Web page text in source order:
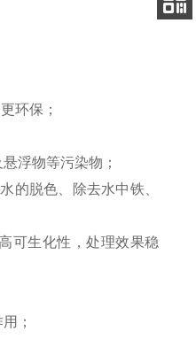
环保；
浮物等污染物；
的脱色、除去水中铁、
可生化性，处理效果稳
；
电话